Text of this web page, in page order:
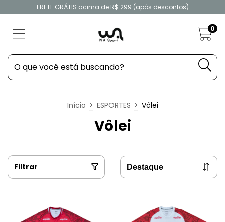
FRETE GRÁTIS acima de R$ 299 (após descontos)
0
Início > ESPORTES > Vôlei
Vôlei
Filtrar